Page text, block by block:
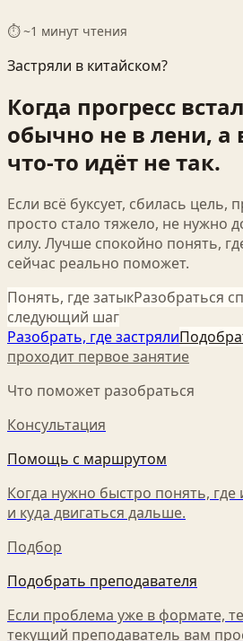
⏱ ~1 минут чтения
Застряли в китайском?
Когда прогресс
обычно не в лени, а
что-то идёт не так.
Если всё буксует, сбилась цель,
просто стало тяжело, не нужно
силу. Лучше спокойно понять,
сейчас реально поможет.
Понять, где затыкРазобраться
следующий шаг
Разобрать, где застряли
проходит первое занятие
Что поможет разобраться
Консультация
Помощь с маршрутом
Когда нужно быстро понять,
и куда двигаться дальше.
Подбор
Подобрать преподавателя
Если проблема уже в формате,
текущий преподаватель вам